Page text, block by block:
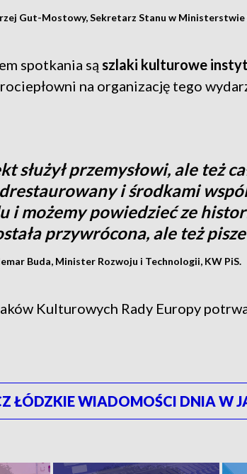
Gut-Mostowy, Sekretarz Stanu w
spotkania są szlaki kulturowe
na organizację tego
służył przemysłowi, ale też
i środkami
i możemy powiedzieć ze
przywrócona, ale też
Buda, Minister Rozwoju i Technologii, KW PiS.
Kulturowych Rady Europy
ŁÓDZKIE WIADOMOŚCI DNIA W